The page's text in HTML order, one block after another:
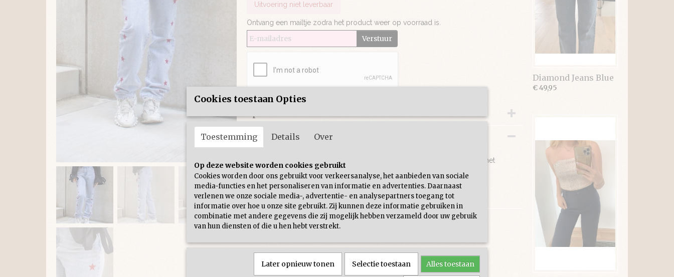
Uitvoering niet leverbaar
Ontvang een mailtje zodra het product weer op voorraad is.
Verstuur
Productcode
Bruto gewicht
Omschrijving
Super gave broek met leuke rode sterretjes, makkelijk te combineren met
andere items.
Samenstelling100% katoen
ModelOns model is 1.63 en draagt maat s
Diamond Jeans Blue
€ 49,95
Cookies toestaan Opties
Toestemming Details Over
Op deze website worden cookies gebruikt
Cookies worden door ons gebruikt voor verkeersanalyse, het aanbieden van sociale
media-functies en het personaliseren van informatie en advertenties. Daarnaast
verlenen we onze sociale media-, advertentie- en analysepartners toegang tot
informatie over hoe u onze site gebruikt. Zij kunnen deze informatie gebruiken in
combinatie met andere gegevens die zij mogelijk hebben verzameld door uw gebruik
van hun diensten of die u hen hebt verstrekt.
Later opnieuw tonen Selectie toestaan Alles toestaan